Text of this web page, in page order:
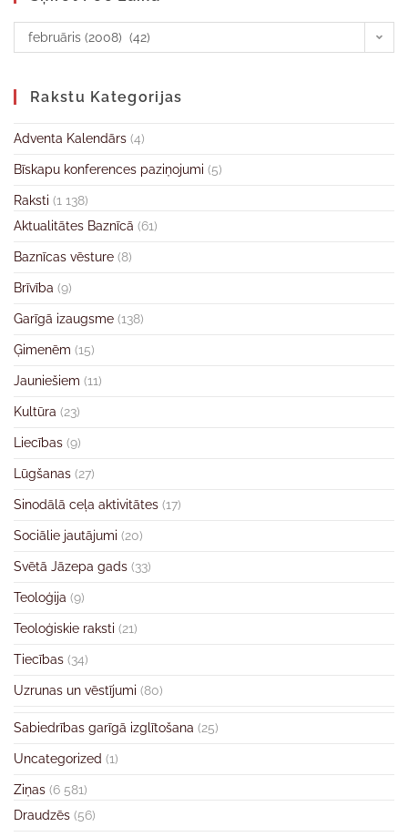
februāris (2008) (42)
Rakstu Kategorijas
Adventa Kalendārs (4)
Bīskapu konferences paziņojumi (5)
Raksti (1 138)
Aktualitātes Baznīcā (61)
Baznīcas vēsture (8)
Brīvība (9)
Garīgā izaugsme (138)
Ģimenēm (15)
Jauniešiem (11)
Kultūra (23)
Liecības (9)
Lūgšanas (27)
Sinodālā ceļa aktivitātes (17)
Sociālie jautājumi (20)
Svētā Jāzepa gads (33)
Teoloģija (9)
Teoloģiskie raksti (21)
Tiecības (34)
Uzrunas un vēstījumi (80)
Sabiedrības garīgā izglītošana (25)
Uncategorized (1)
Ziņas (6 581)
Draudzēs (56)